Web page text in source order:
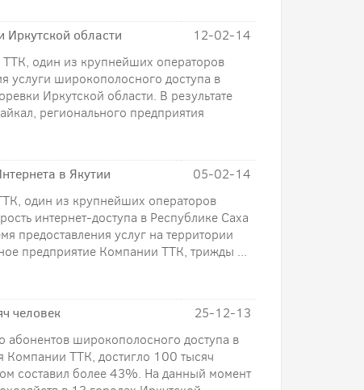
области
12-02-14
один из крупнейших операторов
услуги широкополосного доступа в
Иркутской области. В результате
регионального предприятия
в Якутии
05-02-14
один из крупнейших операторов
интернет-доступа в Республике Саха
предоставления услуг на территории
предприятие Компании ТТК, трижды ...
человек
25-12-13
абонентов широкополосного доступа в
Компании ТТК, достигло 100 тысяч
составил более 43%. На данный момент